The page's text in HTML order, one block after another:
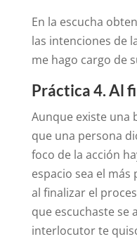
En la escucha
las intenciones de
me hago cargo de
Práctica 4. Al
Aunque existe una
que una persona
foco de la acción
espacio sea el
al finalizar el
que escuchaste se
interlocutor te